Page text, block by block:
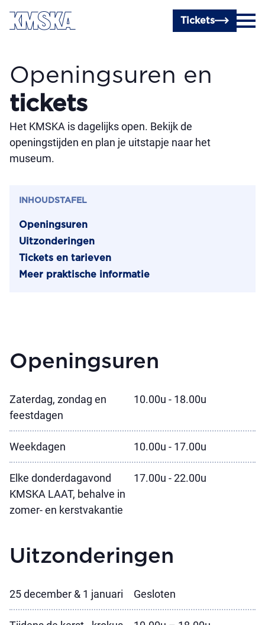
Ga naar hoofdinhoud
Tickets
Openingsuren en
tickets
Het KMSKA is dagelijks open. Bekijk de
openingstijden en plan je uitstapje naar het
museum.
INHOUDSTAFEL
Openingsuren
Uitzonderingen
Tickets en tarieven
Meer praktische informatie
Openingsuren
Zaterdag, zondag en
feestdagen
10.00u - 18.00u
Weekdagen 10.00u - 17.00u
Elke donderdagavond
KMSKA LAAT, behalve in
zomer- en kerstvakantie
17.00u - 22.00u
Uitzonderingen
25 december & 1 januari Gesloten